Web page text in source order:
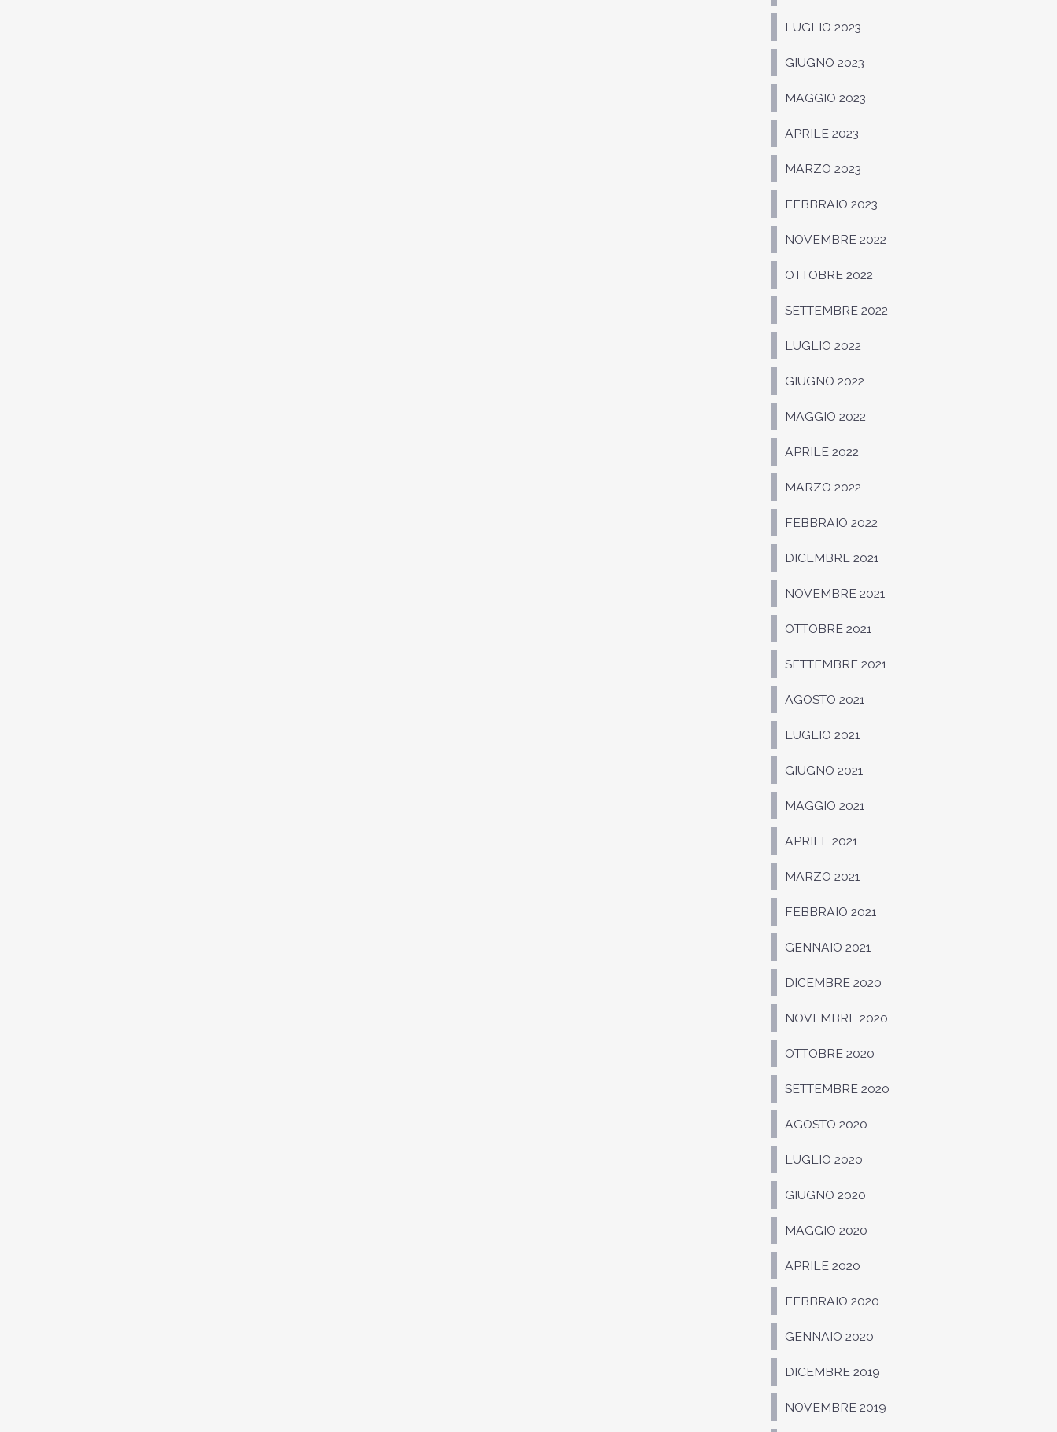
LUGLIO 2023
GIUGNO 2023
MAGGIO 2023
APRILE 2023
MARZO 2023
FEBBRAIO 2023
NOVEMBRE 2022
OTTOBRE 2022
SETTEMBRE 2022
LUGLIO 2022
GIUGNO 2022
MAGGIO 2022
APRILE 2022
MARZO 2022
FEBBRAIO 2022
DICEMBRE 2021
NOVEMBRE 2021
OTTOBRE 2021
SETTEMBRE 2021
AGOSTO 2021
LUGLIO 2021
GIUGNO 2021
MAGGIO 2021
APRILE 2021
MARZO 2021
FEBBRAIO 2021
GENNAIO 2021
DICEMBRE 2020
NOVEMBRE 2020
OTTOBRE 2020
SETTEMBRE 2020
AGOSTO 2020
LUGLIO 2020
GIUGNO 2020
MAGGIO 2020
APRILE 2020
FEBBRAIO 2020
GENNAIO 2020
DICEMBRE 2019
NOVEMBRE 2019